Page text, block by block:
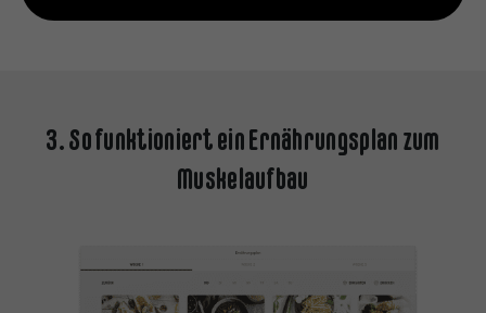
3. So funktioniert ein Ernährungsplan zum
Muskelaufbau